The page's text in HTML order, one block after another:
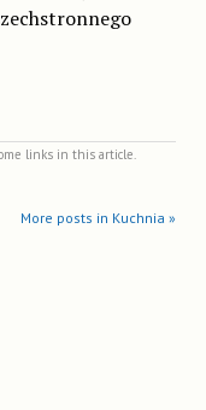
links in this article.
More posts in Kuchnia »